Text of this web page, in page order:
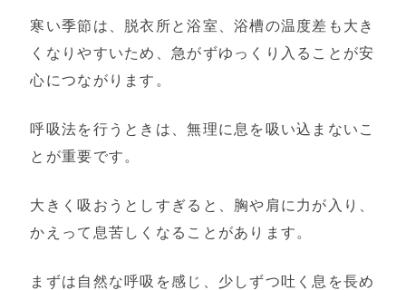
寒い季節は、脱衣所と浴室、浴槽の温度差も大き
くなりやすいため、急がずゆっくり入ることが安
心につながります。
呼吸法を行うときは、無理に息を吸い込まないこ
とが重要です。
大きく吸おうとしすぎると、胸や肩に力が入り、
かえって息苦しくなることがあります。
まずは自然な呼吸を感じ、少しずつ吐く息を長め